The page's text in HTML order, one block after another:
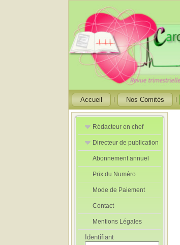
Accueil Nos Comités
Rédacteur en chef
Rédacteurs en
Chef Adjoint
Directeur de publication
Directeur de
publication
adjoint
Abonnement annuel
Prix du Numéro
Mode de Paiement
Contact
Mentions Légales
Identifiant